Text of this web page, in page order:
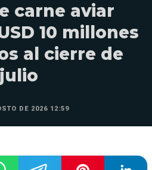
carne aviar
10 millones
al cierre de
julio
DE 2026 12:59